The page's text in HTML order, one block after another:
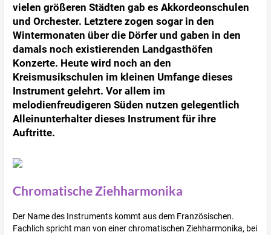
vielen größeren Städten gab es Akkordeonschulen
und Orchester. Letztere zogen sogar in den
Wintermonaten über die Dörfer und gaben in den
damals noch existierenden Landgasthöfen
Konzerte. Heute wird noch an den
Kreismusikschulen im kleinen Umfange dieses
Instrument gelehrt. Vor allem im
melodienfreudigeren Süden nutzen gelegentlich
Alleinunterhalter dieses Instrument für ihre
Auftritte.
Chromatische Ziehharmonika
Der Name des Instruments kommt aus dem Französischen.
Fachlich spricht man von einer chromatischen Ziehharmonika, bei